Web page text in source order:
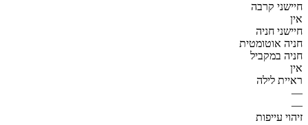
חיישני קרבה
אין
חיישני חניה
חניה אוטומטית
חניה במקביל
אין
ראיית לילה
—
—
זיהוי עייפות